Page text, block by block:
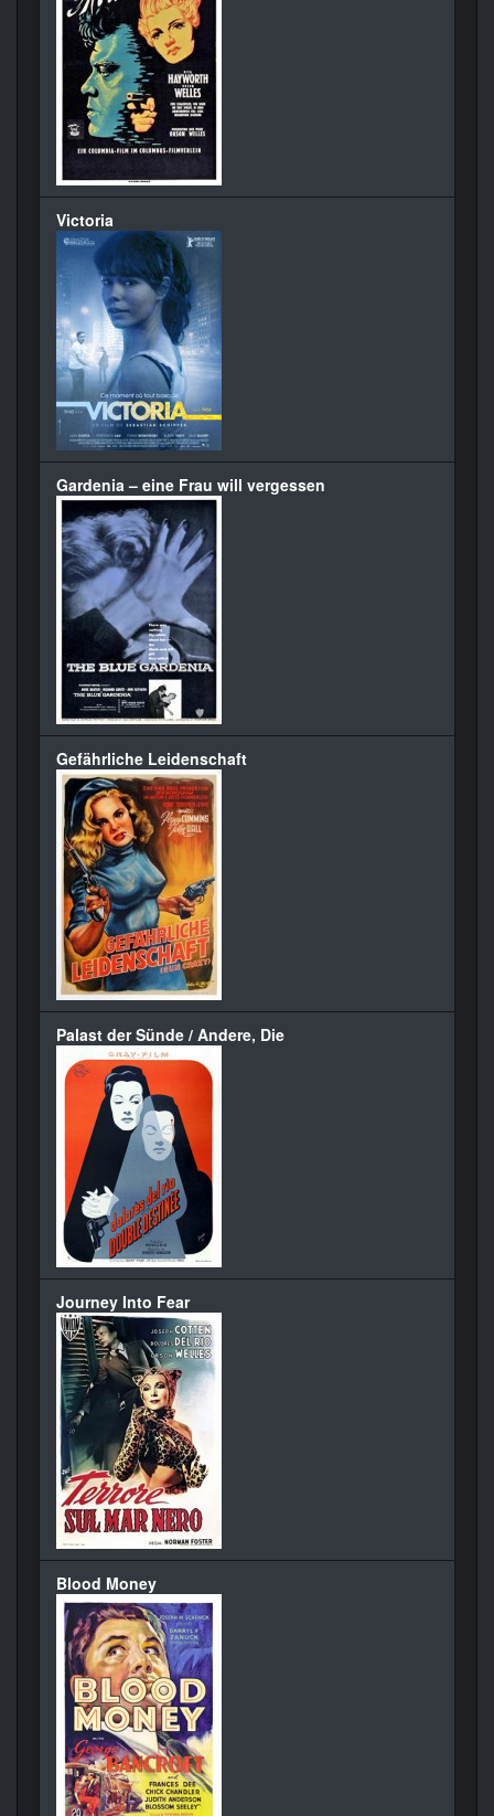
Victoria
Gardenia – eine Frau will vergessen
Gefährliche Leidenschaft
Palast der Sünde / Andere, Die
Journey Into Fear
Blood Money